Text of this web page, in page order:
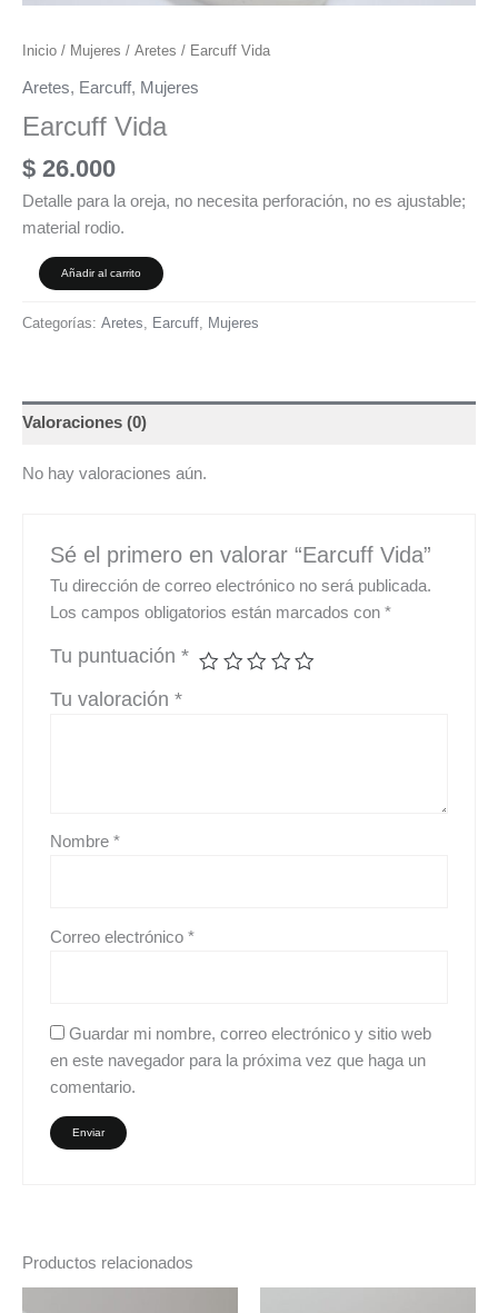
Inicio / Mujeres / Aretes / Earcuff Vida
Aretes, Earcuff, Mujeres
Earcuff Vida
$ 26.000
Detalle para la oreja, no necesita perforación, no es ajustable;
material rodio.
Añadir al carrito
Categorías: Aretes Earcuff Mujeres
Valoraciones (0)
No hay valoraciones aún.
Sé el primero en valorar “Earcuff Vida”
Tu dirección de correo electrónico no será publicada.
Los campos obligatorios están marcados con*
Tu puntuación*
Tu valoración*
Nombre*
Correo electrónico*
Guardar mi nombre, correo electrónico y sitio web
en este navegador para la próxima vez que haga un
comentario.
Productos relacionados